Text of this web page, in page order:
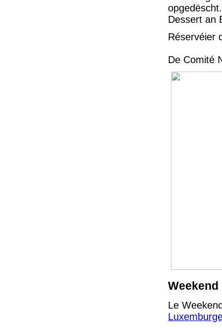
Dessert an
Réservéier
De Comité
Weekend
Le